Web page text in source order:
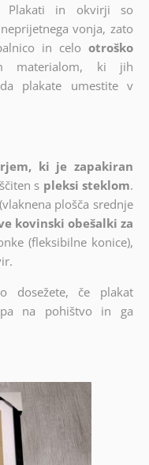
Plakati in okvirji so
vonja, zato
in celo otroško
materialom, ki jih
plakate umestite v
ki je zapakiran
s pleksi steklom.
(vlaknena plošča srednje
kovinski obešalki za
(fleksibilne konice),
dosežete, če plakat
na pohištvo in ga